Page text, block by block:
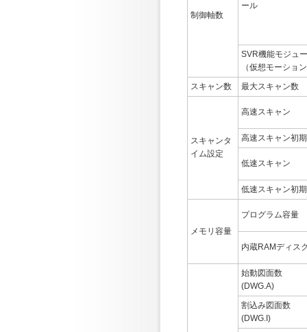
制御軸数
ール
SVR機能モジュ
（仮想モーショ
スキャン数
最大スキャン数
スキャンタ
イム設定
高速スキャン
高速スキャン初
低速スキャン
低速スキャン初
メモリ容量
プログラム容量
内蔵RAMディス
始動図面数
(DWG.A)
割込み図面数
(DWG.I)